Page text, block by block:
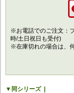
※お電話でのご注文：
時/土日祝日も受付)
※在庫切れの場合は、
同シリーズ